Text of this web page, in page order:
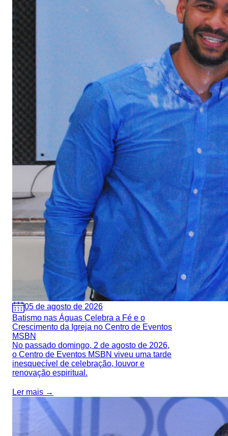
05 de agosto de 2026
Batismo nas Águas Celebra a Fé e o
Crescimento da Igreja no Centro de Eventos
MSBN
No passado domingo, 2 de agosto de 2026,
o Centro de Eventos MSBN viveu uma tarde
inesquecível de celebração, louvor e
renovação espiritual.
Ler mais →